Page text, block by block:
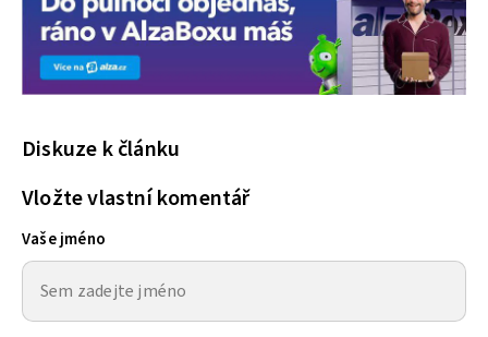
Diskuze k článku
Vložte vlastní komentář
Vaše jméno